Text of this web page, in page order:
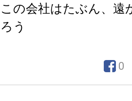
この会社はたぶん、遠
ろう
0